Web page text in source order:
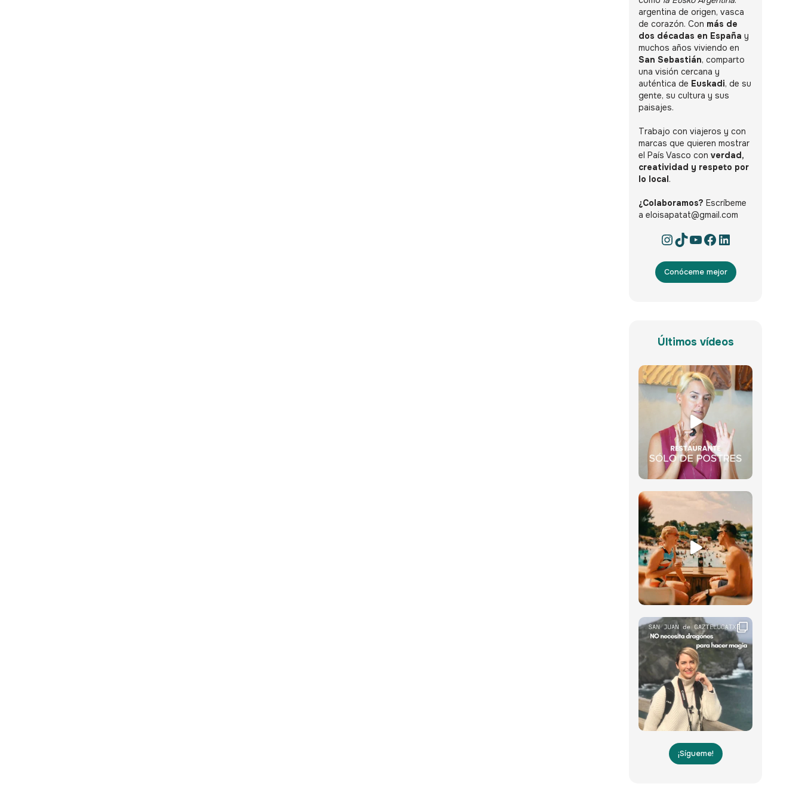
argentina de origen, vasca
de corazón. Con más de
dos décadas en España y
muchos años viviendo en
San Sebastián, comparto
una visión cercana y
auténtica de Euskadi, de su
gente, su cultura y sus
paisajes.
Trabajo con viajeros y con
marcas que quieren mostrar
el País Vasco con verdad,
creatividad y respeto por
lo local.
¿Colaboramos? Escríbeme
a eloisapatat@gmail.com
Conóceme mejor
Últimos vídeos
¡Sígueme!